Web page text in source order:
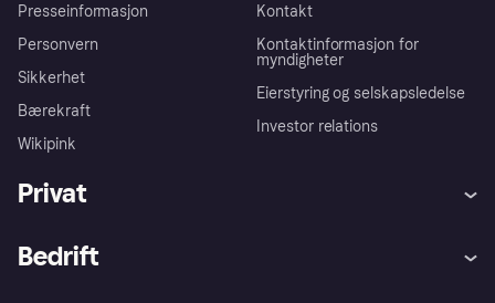
Presseinformasjon
Personvern
Sikkerhet
Bærekraft
Wikipink
Kontakt
Kontaktinformasjon for
myndigheter
Eierstyring og selskapsledelse
Investor relations
Privat
Bedrift